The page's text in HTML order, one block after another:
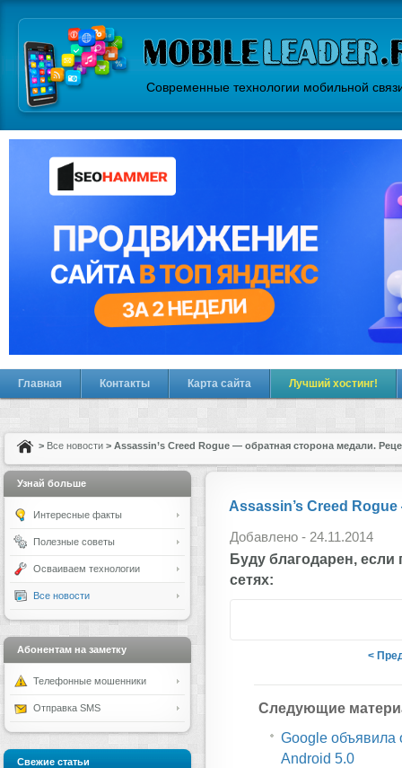
Современные технологии мобильной
Главная Контакты Карта сайта Лучший хостинг!
> Все новости > Assassin’s Creed Rogue — обратная сторона медали.
Assassin’s Creed
Добавлено - 24.11.2014
Буду благодарен, если
сетях:
<
Следующие
Google объявила
Android 5.0
Узнай больше
Интересные факты
Полезные советы
Осваиваем технологии
Все новости
Абонентам на заметку
Телефонные мошенники
Отправка SMS
Свежие статьи